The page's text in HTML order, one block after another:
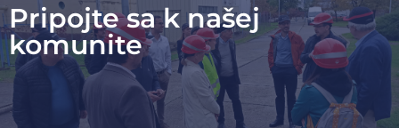
Pripojte sa k našej
komunite